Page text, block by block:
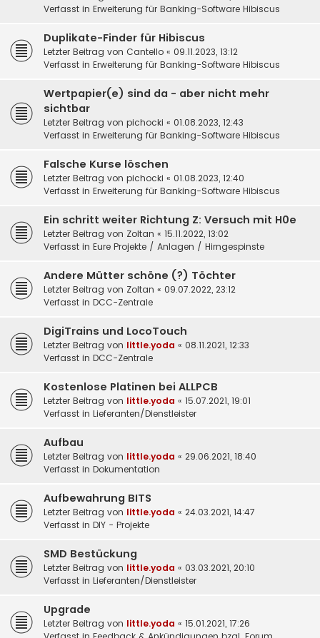
Verfasst in Erweiterung für Banking-Software Hibiscus
Duplikate-Finder für Hibiscus
Letzter Beitrag von Cantello « 09.11.2023, 13:12
Verfasst in Erweiterung für Banking-Software Hibiscus
Wertpapier(e) sind da - aber nicht mehr
sichtbar
Letzter Beitrag von pichocki « 01.08.2023, 12:43
Verfasst in Erweiterung für Banking-Software Hibiscus
Falsche Kurse löschen
Letzter Beitrag von pichocki « 01.08.2023, 12:40
Verfasst in Erweiterung für Banking-Software Hibiscus
Ein schritt weiter Richtung Z: Versuch mit H0e
Letzter Beitrag von Zoltan « 15.11.2022, 13:02
Verfasst in Eure Projekte / Anlagen / Hirngespinste
Andere Mütter schöne (?) Töchter
Letzter Beitrag von Zoltan « 09.07.2022, 23:12
Verfasst in DCC-Zentrale
DigiTrains und LocoTouch
Letzter Beitrag von little.yoda « 08.11.2021, 12:33
Verfasst in DCC-Zentrale
Kostenlose Platinen bei ALLPCB
Letzter Beitrag von little.yoda « 15.07.2021, 19:01
Verfasst in Lieferanten/Dienstleister
Aufbau
Letzter Beitrag von little.yoda « 29.06.2021, 18:40
Verfasst in Dokumentation
Aufbewahrung BITS
Letzter Beitrag von little.yoda « 24.03.2021, 14:47
Verfasst in DIY - Projekte
SMD Bestückung
Letzter Beitrag von little.yoda « 03.03.2021, 20:10
Verfasst in Lieferanten/Dienstleister
Upgrade
Letzter Beitrag von little.yoda « 15.01.2021, 17:26